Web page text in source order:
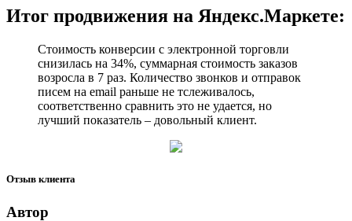
Итог продвижения на Яндекс.Маркете:
Стоимость конверсии с электронной торговли
снизилась на 34%, суммарная стоимость заказов
возросла в 7 раз. Количество звонков и отправок
писем на email раньше не тслеживалось,
соответственно сравнить это не удается, но
лучший показатель – довольный клиент.
Отзыв клиента
Автор